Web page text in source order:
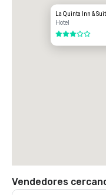
La Quinta Inn &
Hotel
3 de 5
Vendedores